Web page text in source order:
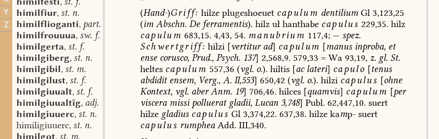
Y
Z
,
himilfiur, st. n.
himilflioganti, part. prs.
himilfrouuua, sw. f.
himilgerta, st. f.
himilgiberg, st. n.
himilgibil, st. m.
himilgilust, st. f.
himilgiuualt, st. f.
himilgiuualtîg, adj.
himilgiuuerc, st. n.
himiligiuuerc, st. n.
himilgot, st. m.
(Hand-)Griff: hilzeplugeshoeuet capulum dentilium Gl 3,123,25
(imAbschn.Deferramentis). hilzuł hanthabe capulus 229,35. hilz
capulum 683,15. 4,43, 54. manubrium 117,4; — spez.
Schwertgriff: hilzi [vertiturad] capulum [manus inproba, et
ensecorusco, Prud.,Psych.137] 2,568,9. 579,33 =Wa93,19, z.gl.St.
heltes capulum 557,36 (vgl. o.). hiltis [aclateri] capulo [tenus
abdiditensem,Verg.,A.II,553] 650,42 (vgl.o.). hilzi capulus [ohne
Kontext,vgl.aberAnm.19] 706,46. hilces[quamvis] capulum [per
visceramissi pollueratgladii,Lucan3,748] Publ. 62,447,10. suert
hilze gladius capulus Gl 3,374,22. 637,38. hilze kamp- suert
capulus rumpheaAdd. III,340.